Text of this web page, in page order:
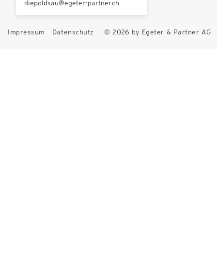
diepoldsau@egeter-partner.ch
Impressum Datenschutz © 2026 by Egeter & Partner AG